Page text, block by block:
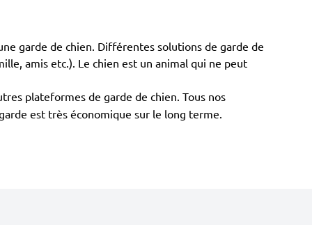
garde de chien. Différentes solutions de garde de
amis etc.). Le chien est un animal qui ne peut
plateformes de garde de chien. Tous nos
est très économique sur le long terme.